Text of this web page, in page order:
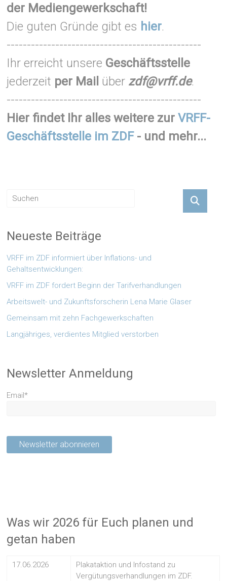
der Mediengewerkschaft!
Die guten Gründe gibt es hier.
------------------------------------------------
Ihr erreicht unsere Geschäftsstelle
jederzeit per Mail über zdf@vrff.de.
------------------------------------------------
Hier findet Ihr alles weitere zurVRFF-
Geschäftsstelle im ZDF- und mehr...
Neueste Beiträge
VRFF im ZDF informiert über Inflations- und
Gehaltsentwicklungen:
VRFF im ZDF fordert Beginn der Tarifverhandlungen
Arbeitswelt- und Zukunftsforscherin Lena Marie Glaser
Gemeinsam mit zehn Fachgewerkschaften
Langjähriges, verdientes Mitglied verstorben
Newsletter Anmeldung
Email*
Was wir 2026 für Euch planen und
getan haben
17.06.2026
Plakataktion und Infostand zu
Vergütungsverhandlungen im ZDF.